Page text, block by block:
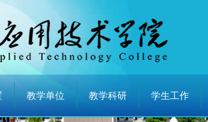
教学单位 教学科研 学生工作